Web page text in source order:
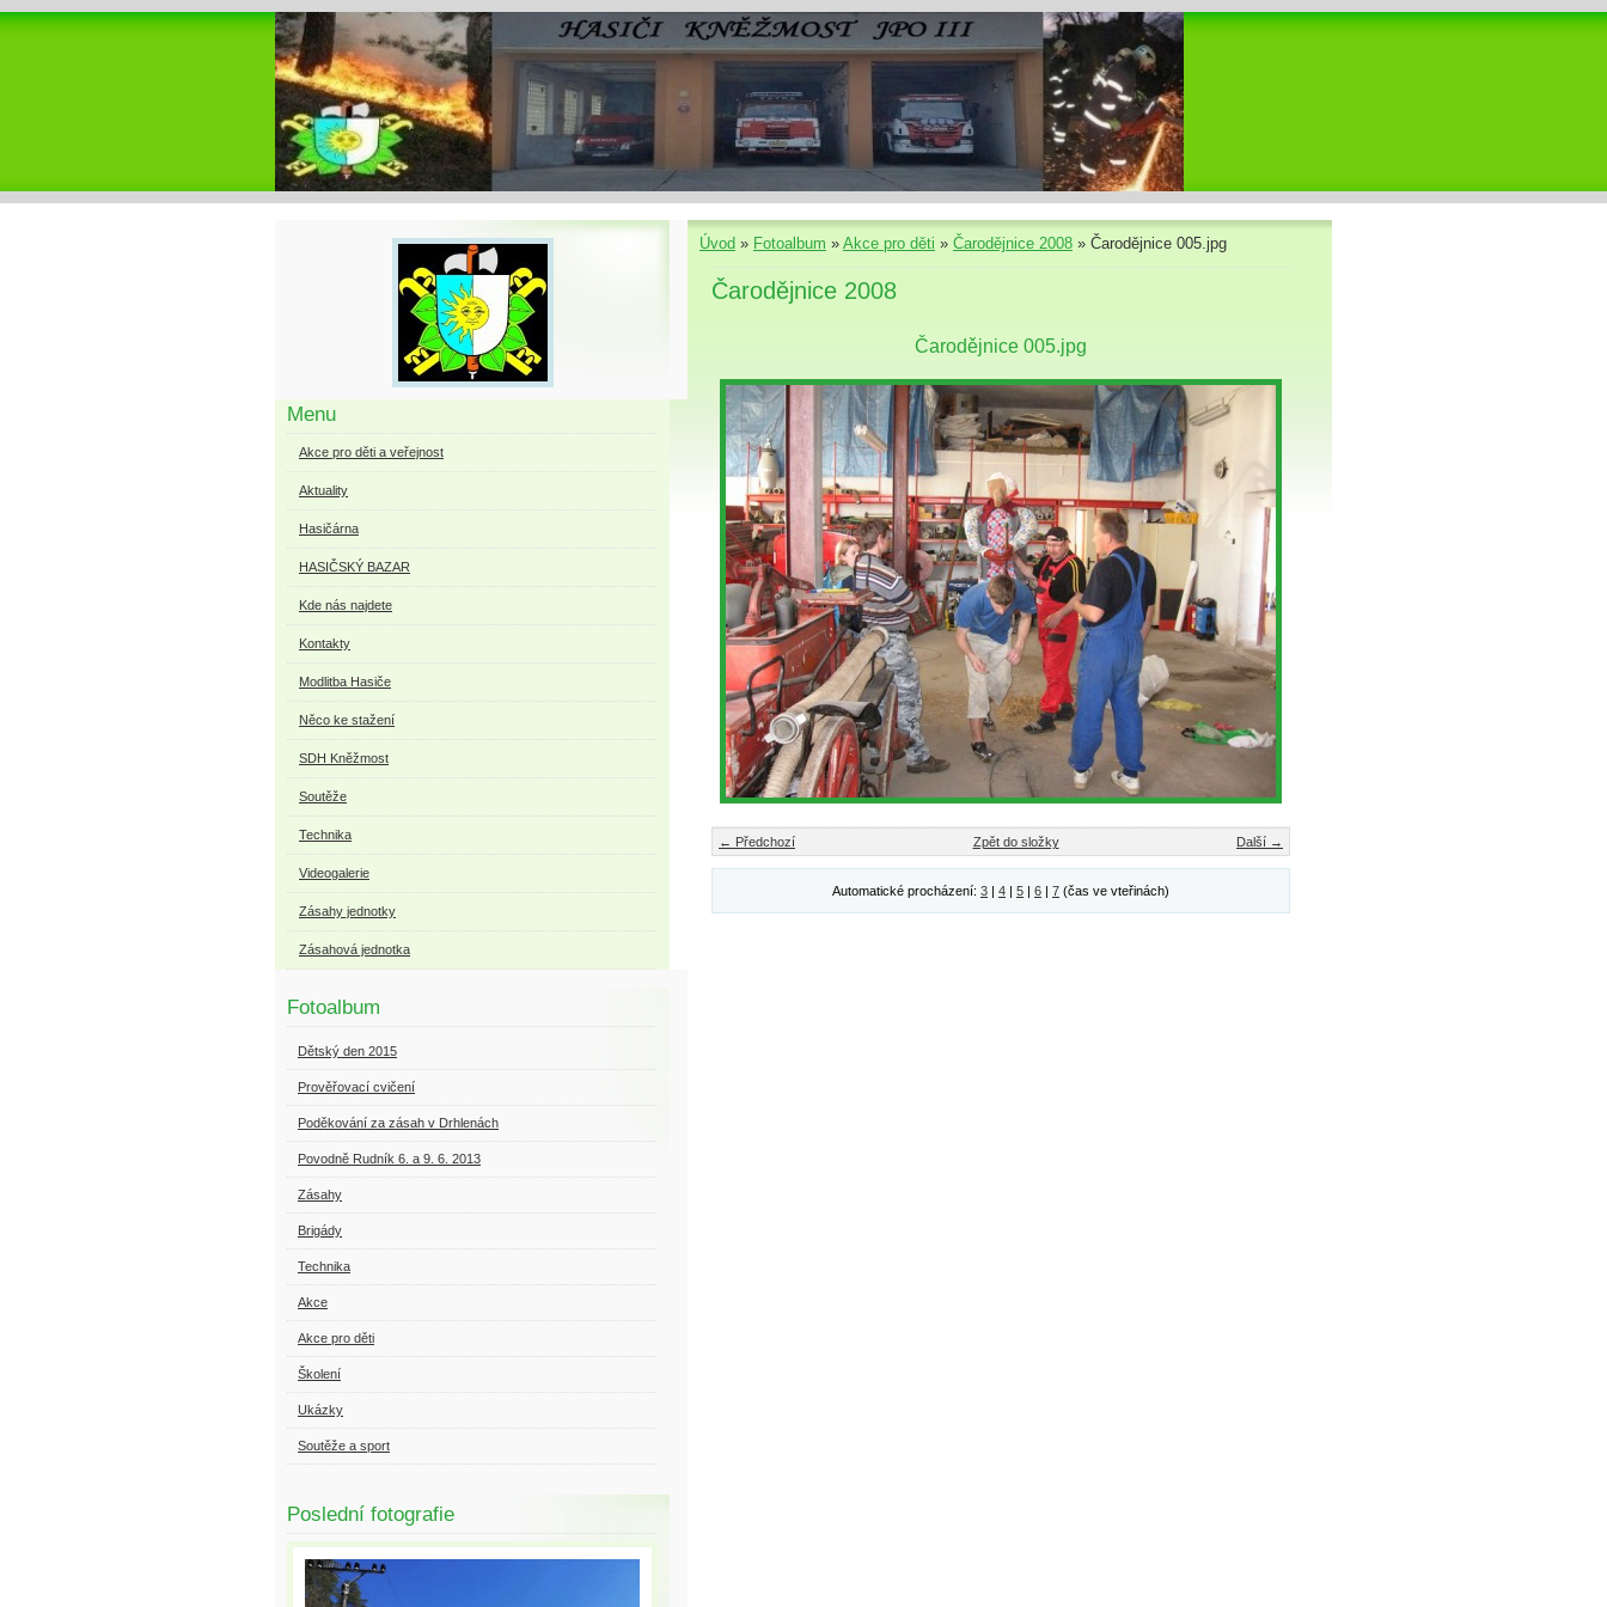
Úvod » Fotoalbum » Akce pro děti » Čarodějnice 2008 » Čarodějnice 005.jpg
Čarodějnice 2008
Čarodějnice 005.jpg
← Předchozí Další →
Zpět do složky
Automatické procházení: 3 | 4 | 5 | 6 | 7 (čas ve vteřinách)
Menu
Akce pro děti a veřejnost
Aktuality
Hasičárna
HASIČSKÝ BAZAR
Kde nás najdete
Kontakty
Modlitba Hasiče
Něco ke stažení
SDH Kněžmost
Soutěže
Technika
Videogalerie
Zásahy jednotky
Zásahová jednotka
Fotoalbum
Dětský den 2015
Prověřovací cvičení
Poděkování za zásah v Drhlenách
Povodně Rudník 6. a 9. 6. 2013
Zásahy
Brigády
Technika
Akce
Akce pro děti
Školení
Ukázky
Soutěže a sport
Poslední fotografie